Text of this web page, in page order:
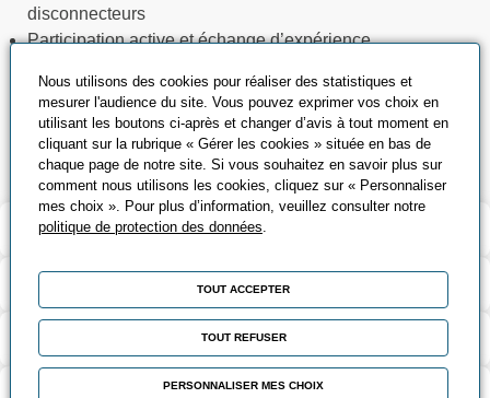
disconnecteurs
Participation active et échange d’expérience.
Vidéo projection
Documentation
Visite site équipé de disconnecteurs
Validation et certification
Contenu de la formation
Modalités d’évaluation
Nous utilisons des cookies pour réaliser des statistiques et
mesurer l'audience du site. Vous pouvez exprimer vos choix en
utilisant les boutons ci-après et changer d’avis à tout moment en
cliquant sur la rubrique « Gérer les cookies » située en bas de
chaque page de notre site. Si vous souhaitez en savoir plus sur
comment nous utilisons les cookies, cliquez sur « Personnaliser
mes choix ». Pour plus d’information, veuillez consulter notre
politique de protection des données
TOUT ACCEPTER
TOUT REFUSER
PERSONNALISER MES CHOIX